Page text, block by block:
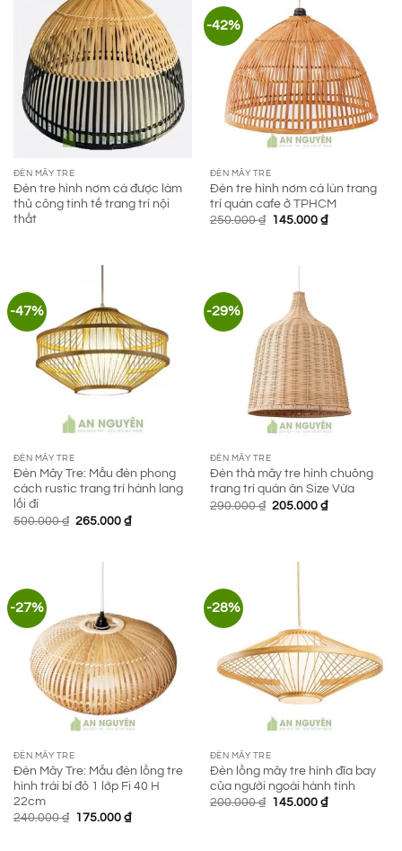
ĐÈN MÂY TRE
Đèn tre hình nơm cá được làm
thủ công tinh tế trang trí nội
thất
-42%
ĐÈN MÂY TRE
Đèn tre hình nơm cá lùn trang
trí quán cafe ở TPHCM
250.000₫ Giá
145.000 ₫Giá
-47%
ĐÈN MÂY TRE
Đèn Mây Tre: Mẫu đèn phong
cách rustic trang trí hành lang
lối đi
500.000₫ Giá
265.000 ₫Giá
-29%
ĐÈN MÂY TRE
Đèn thả mây tre hình chuông
trang trí quán ăn Size Vừa
290.000₫ Giá
205.000 ₫Giá
-27%
ĐÈN MÂY TRE
Đèn Mây Tre: Mẫu đèn lồng tre
hình trái bí đỏ 1 lớp Fi 40 H
22cm
240.000₫ Giá
175.000 ₫Giá
-28%
ĐÈN MÂY TRE
Đèn lồng mây tre hình đĩa bay
của người ngoài hành tinh
200.000₫ Giá
145.000 ₫Giá